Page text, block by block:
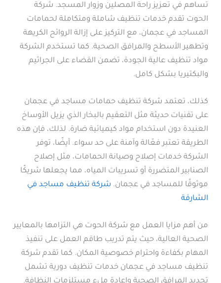
تساهم في تعزيز راحة المصلين وزوار المسجد. شركة
الحوت تقدم خدمات تنظيف شاملة ومتكاملة لحمامات
المساجد في عجمان، مع التركيز على إزالة الروائح الكريهة
وتطهير الأسطح والمرافق الصحية. كما تستخدم الشركة
مواد تنظيف عالية الجودة، تضمن القضاء على الجراثيم
والبكتيريا بشكل كامل.
كذلك، تعتمد شركة تنظيف حمامات مساجد في عجمان
على تقنيات حديثة مثل التعقيم بالبخار الذي يزيل الأوساخ
العنيدة دون استخدام مواد كيميائية ضارة. لذلك، فإن هذه
الطريقة تعتبر فعّالة وآمنة على حد سواء. أيضًا، توفر
الشركة خدمات إصلاح وصيانة الحمامات، مثل إصلاح
الصنابير المتضررة أو تسريبات المياه، مما يجعلها شريكًا
موثوقًا للمساجد في عجمان. شركة تنظيف مساجد في
الشارقة
من أهم مزايا العمل مع شركة الحوت هي التزامها بالمعايير
الصحية العالية، حيث يتم تدريب طاقم العمل على تنفيذ
المهام بكفاءة واحترام خصوصية المكان. كما تقدم شركة
تنظيف مساجد في عجمان خدمات تنظيف دورية تشمل
تجديد المرافق الصحية وإعادة ملء مستلزمات النظافة.